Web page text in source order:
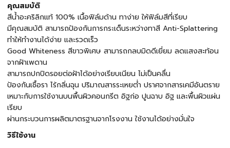
คุณสมบัติ
สีน้ำอะคริลิกแท้ 100% เนื้อฟิล์มด้าน ทาง่าย ให้ฟิล์มสีที่เรียบ
มีคุณสมบัติ สามารถป้องกันการกระเด็นระหว่างทาสี Anti-Splattering
ทำให้ทำงานได้ง่าย และรวดเร็ว
Good Whiteness สีขาวพิเศษ สามารถกลบมิดดีเยี่ยม ลดแสงสะท้อน
จากฝ้าเพดาน
สามารถปกปิดรอยต่อฝ้าได้อย่างเรียบเนียน ไม่เป็นคลื่น
ป้องกันเชื้อรา ไร้กลิ่นฉุน ปริมาณสารระเหยต่ำ ปราศจากสารเคมีอันตราย
เหมาะกับการใช้งานบนพื้นผิวคอนกรีต อิฐก่อ ปูนฉาบ อิฐ และพื้นผิวแผ่น
เรียบ
ผ่านกระบวนการผลิตมาตรฐานจากโรงงาน ใช้งานได้อย่างมั่นใจ
วิธีใช้งาน